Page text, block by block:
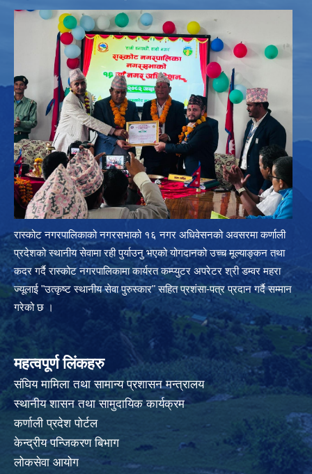
रास्कोट नगरपालिकाको नगरसभाको १६ नगर अधिवेसनको अवसरमा कर्णाली
प्रदेशको स्थानीय सेवामा रही पुर्याउनु भएको योगदानको उच्च मूल्याङ्कन तथा
कदर गर्दै रास्कोट नगरपालिकामा कार्यरत कम्प्युटर अपरेटर श्री डम्वर महरा
ज्यूलाई "उत्कृष्ट स्थानीय सेवा पुरुस्कार" सहित प्रशंसा-पत्र प्रदान गर्दै सम्मान
गरेको छ ।
महत्वपूर्ण लिंकहरु
संघिय मामिला तथा सामान्य प्रशासन मन्त्रालय
स्थानीय शासन तथा सामुदायिक कार्यक्रम
कर्णाली प्रदेश पोर्टल
केन्द्रीय पन्जिकरण बिभाग
लोकसेवा आयोग